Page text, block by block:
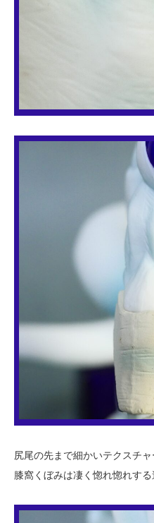
尻尾の先まで細かいテクスチャ
膝窩くぼみは凄く惚れ惚れする